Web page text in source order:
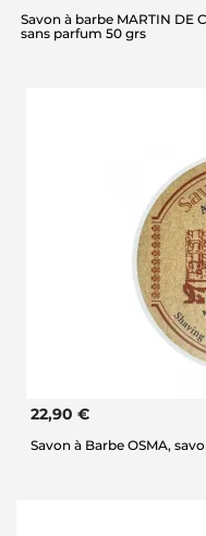
Savon à barbe MARTIN DE
sans parfum 50 grs
22,90 €
Savon à Barbe OSMA,